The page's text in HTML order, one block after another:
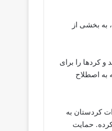
به بخشی از
کردها را برای
به اصطلاح
کردستان به
حمایت